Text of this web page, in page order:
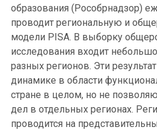
образования (Рособрнадзор)
проводит региональную и
модели PISA. В выборку
исследования входит
разных регионов. Эти
динамике в области
стране в целом, но не
дел в отдельных регионах.
проводится на